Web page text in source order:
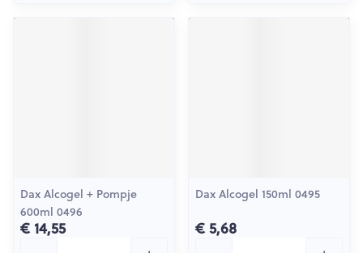
Dax Alcogel + Pompje
600ml 0496
€ 14,55
Dax Alcogel 150ml 0495
€ 5,68